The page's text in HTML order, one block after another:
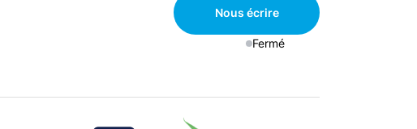
Nous écrire
Fermé